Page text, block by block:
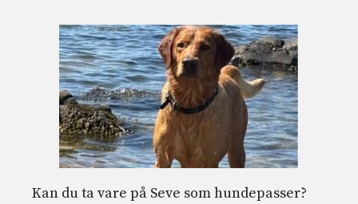
Kan du ta vare på Seve som hundepasser?